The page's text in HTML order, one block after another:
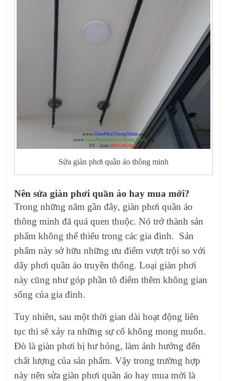
Sửa giàn phơi quần áo thông minh
Nên sửa giàn phơi quần áo hay mua mới?
Trong những năm gần đây, giàn phơi quần áo
thông minh đã quá quen thuộc. Nó trở thành sản
phẩm không thể thiếu trong các gia đình. Sản
phẩm này sở hữu những ưu điểm vượt trội so với
dây phơi quần áo truyền thống. Loại giàn phơi
này cũng như góp phần tô điểm thêm không gian
sống của gia đình.
Tuy nhiên, sau một thời gian dài hoạt động liên
tục thì sẽ xảy ra những sự cố không mong muốn.
Đò là giàn phơi bị hư hỏng, làm ảnh hưởng đến
chất lượng của sản phẩm. Vậy trong trường hợp
này nên sửa giàn phơi quần áo hay mua mới là